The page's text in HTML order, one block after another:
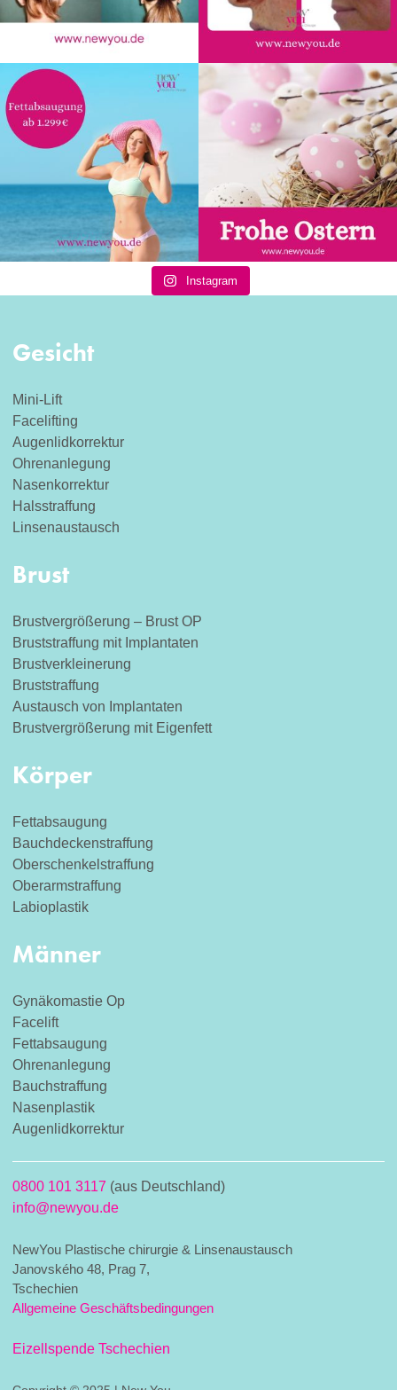
Instagram
Gesicht
Mini-Lift
Facelifting
Augenlidkorrektur
Ohrenanlegung
Nasenkorrektur
Halsstraffung
Linsenaustausch
Brust
Brustvergrößerung – Brust OP
Bruststraffung mit Implantaten
Brustverkleinerung
Bruststraffung
Austausch von Implantaten
Brustvergrößerung mit Eigenfett
Körper
Fettabsaugung
Bauchdeckenstraffung
Oberschenkelstraffung
Oberarmstraffung
Labioplastik
Männer
Gynäkomastie Op
Facelift
Fettabsaugung
Ohrenanlegung
Bauchstraffung
Nasenplastik
Augenlidkorrektur
0800 101 3117 (aus Deutschland)
info@newyou.de
NewYou Plastische chirurgie & Linsenaustausch
Janovského 48, Prag 7,
Tschechien
Allgemeine Geschäftsbedingungen
Eizellspende Tschechien